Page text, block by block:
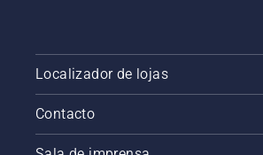
Localizador de lojas
Contacto